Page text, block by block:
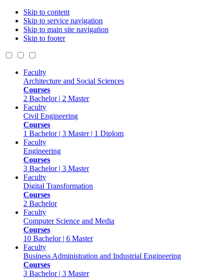
Skip to content
Skip to service navigation
Skip to main site navigation
Skip to footer
Faculty
Architecture and Social Sciences
Courses
2 Bachelor | 2 Master
Faculty
Civil Engineering
Courses
1 Bachelor | 3 Master | 1 Diplom
Faculty
Engineering
Courses
3 Bachelor | 3 Master
Faculty
Digital Transformation
Courses
2 Bachelor
Faculty
Computer Science and Media
Courses
10 Bachelor | 6 Master
Faculty
Business Administration and Industrial Engineering
Courses
3 Bachelor | 3 Master